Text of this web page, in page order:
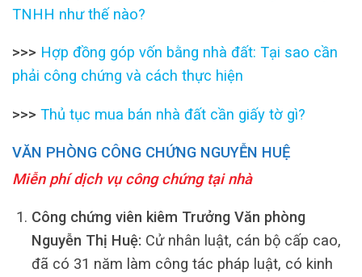
TNHH như thế nào?
>>> Hợp đồng góp vốn bằng nhà đất: Tại sao cần
phải công chứng và cách thực hiện
>>> Thủ tục mua bán nhà đất cần giấy tờ gì?
VĂN PHÒNG CÔNG CHỨNG NGUYỄN HUỆ
Miễn phí dịch vụ công chứng tại nhà
Công chứng viên kiêm Trưởng Văn phòng
Nguyễn Thị Huệ: Cử nhân luật, cán bộ cấp cao,
đã có 31 năm làm công tác pháp luật, có kinh